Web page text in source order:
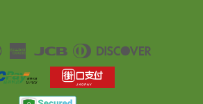
Master
American
JCB
Diners